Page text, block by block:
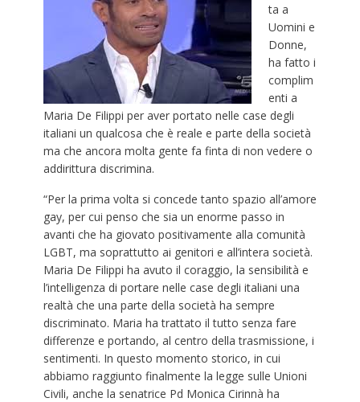
ta a
Uomini e
Donne,
ha fatto i
complim
enti a
Maria De Filippi per aver portato nelle case degli
italiani un qualcosa che è reale e parte della società
ma che ancora molta gente fa finta di non vedere o
addirittura discrimina.
“Per la prima volta si concede tanto spazio all’amore
gay, per cui penso che sia un enorme passo in
avanti che ha giovato positivamente alla comunità
LGBT, ma soprattutto ai genitori e all’intera società.
Maria De Filippi ha avuto il coraggio, la sensibilità e
l’intelligenza di portare nelle case degli italiani una
realtà che una parte della società ha sempre
discriminato. Maria ha trattato il tutto senza fare
differenze e portando, al centro della trasmissione, i
sentimenti. In questo momento storico, in cui
abbiamo raggiunto finalmente la legge sulle Unioni
Civili, anche la senatrice Pd Monica Cirinnà ha